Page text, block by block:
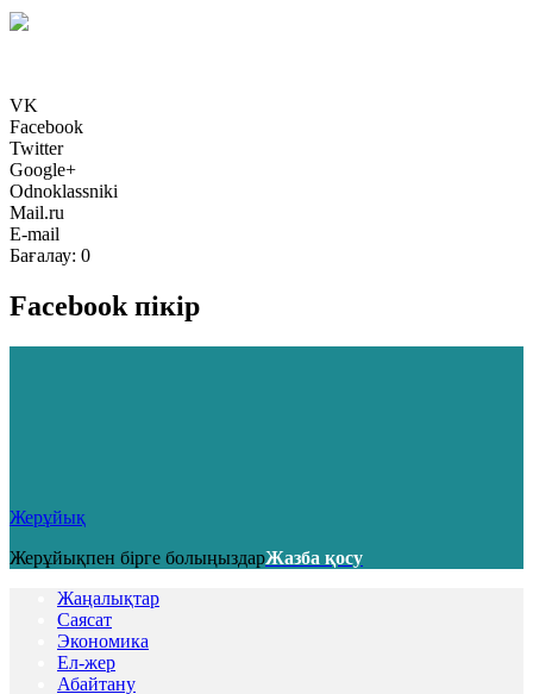
VK
Facebook
Twitter
Google+
Odnoklassniki
Mail.ru
E-mail
Бағалау: 0
Facebook пікір
Жерұйық
Жерұйықпен бірге болыңыздарЖазба қосу
Жаңалықтар
Саясат
Экономика
Ел-жер
Абайтану